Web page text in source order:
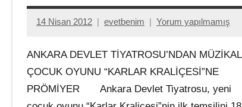
14 Nisan 2012 evetbenim Yorum yapılmamış
ANKARA DEVLET TİYATROSU’NDAN MÜZİKAL
ÇOCUK OYUNU “KARLAR KRALİÇESİ”NE
PRÖMİYER Ankara Devlet Tiyatrosu, yeni